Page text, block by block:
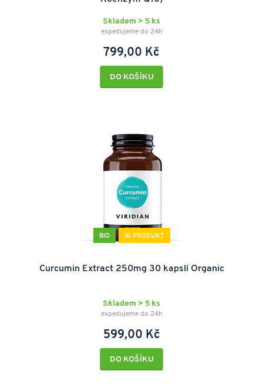
Skladem > 5 ks
expedujeme do 24h
799,00 Kč
DO KOŠÍKU
BIO IQ PRODUKT
Curcumin Extract 250mg 30 kapslí Organic
Skladem > 5 ks
expedujeme do 24h
599,00 Kč
DO KOŠÍKU